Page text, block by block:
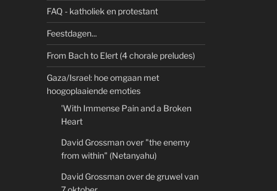
FAQ - katholiek en protestant
Feestdagen...
From Bach to Elert (4 chorale preludes)
Gaza/Israel: hoe omgaan met
hoogoplaaiende emoties
'With Immense Pain and a Broken
Heart
David Grossman over "the enemy
from within" (Netanyahu)
David Grossman over de gruwel van